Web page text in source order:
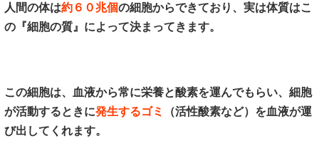
人間の体は約６０兆個の細胞からできており、実は体質はこ
の『細胞の質』によって決まってきます。
この細胞は、血液から常に栄養と酸素を運んでもらい、細胞
が活動するときに発生するゴミ
（活性酸素など）を血液が運
び出してくれます。